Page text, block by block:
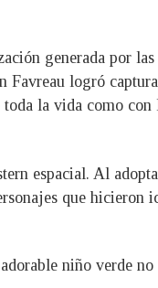
generada por las
Favreau logró
la vida como con
espacial. Al
que hicieron
niño verde